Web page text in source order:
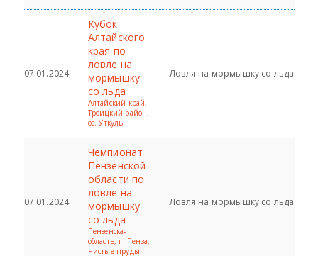
07.01.2024
Кубок
Алтайского
края по
ловле на
мормышку
со льда
Алтайский край,
Троицкий район,
оз. Уткуль
Ловля на мормышку со льда
07.01.2024
Чемпионат
Пензенской
области по
ловле на
мормышку
со льда
Пензенская
область, г. Пенза,
Чистые пруды
Ловля на мормышку со льда